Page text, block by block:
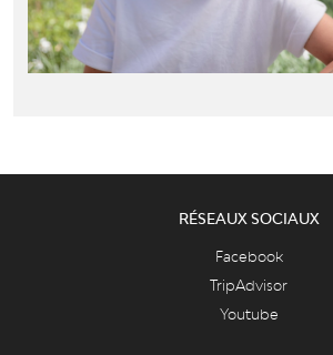
RÉSEAUX SOCIAUX
Facebook
TripAdvisor
Youtube